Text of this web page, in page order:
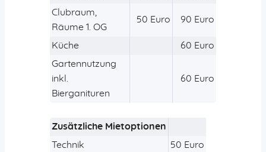
Clubraum,
Räume 1. OG
50 Euro 90 Euro
Küche
60 Euro
Gartennutzung
inkl.
Bierganituren
60 Euro
Zusätzliche Mietoptionen
Technik
50 Euro